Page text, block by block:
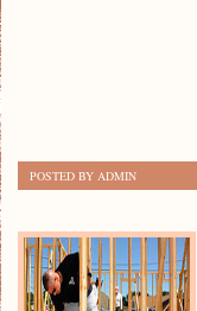
POSTED BY ADMIN